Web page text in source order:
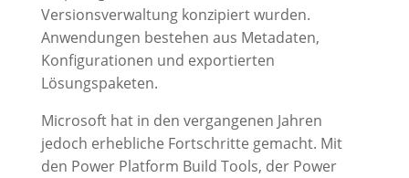
Versionsverwaltung konzipiert wurden.
Anwendungen bestehen aus Metadaten,
Konfigurationen und exportierten
Lösungspaketen.
Microsoft hat in den vergangenen Jahren
jedoch erhebliche Fortschritte gemacht. Mit
den Power Platform Build Tools, der Power